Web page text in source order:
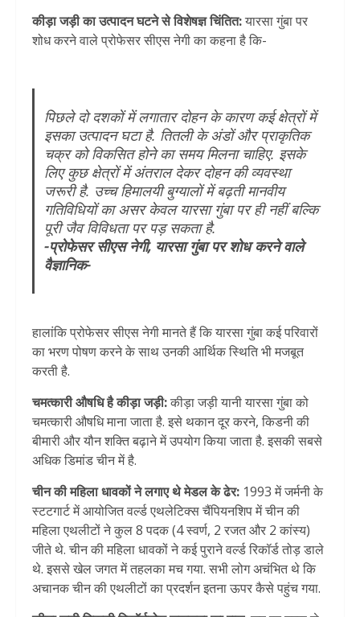
कीड़ा जड़ी का उत्पादन घटने से विशेषज्ञ चिंतित:यारसा गुंबा पर
शोध करने वाले प्रोफेसर सीएस नेगी का कहना है कि-
पिछले दो दशकों में लगातार दोहन के कारण कई क्षेत्रों में
इसका उत्पादन घटा है. तितली के अंडों और प्राकृतिक
चक्र को विकसित होने का समय मिलना चाहिए. इसके
लिए कुछ क्षेत्रों में अंतराल देकर दोहन की व्यवस्था
जरूरी है. उच्च हिमालयी बुग्यालों में बढ़ती मानवीय
गतिविधियों का असर केवल यारसा गुंबा पर ही नहीं बल्कि
पूरी जैव विविधता पर पड़ सकता है.
-प्रोफेसर सीएस नेगी, यारसा गुंबा पर शोध करने वाले
वैज्ञानिक-
हालांकि प्रोफेसर सीएस नेगी मानते हैं कि यारसा गुंबा कई परिवारों
का भरण पोषण करने के साथ उनकी आर्थिक स्थिति भी मजबूत
करती है.
चमत्कारी औषधि है कीड़ा जड़ी:कीड़ा जड़ी यानी यारसा गुंबा को
चमत्कारी औषधि माना जाता है. इसे थकान दूर करने, किडनी की
बीमारी और यौन शक्ति बढ़ाने में उपयोग किया जाता है. इसकी सबसे
अधिक डिमांड चीन में है.
चीन की महिला धावकों ने लगाए थे मेडल के ढेर: 1993 में जर्मनी के
स्टटगार्ट में आयोजित वर्ल्ड एथलेटिक्स चैंपियनशिप में चीन की
महिला एथलीटों ने कुल 8 पदक (4 स्वर्ण, 2 रजत और 2 कांस्य)
जीते थे. चीन की महिला धावकों ने कई पुराने वर्ल्ड रिकॉर्ड तोड़ डाले
थे. इससे खेल जगत में तहलका मच गया. सभी लोग अचंभित थे कि
अचानक चीन की एथलीटों का प्रदर्शन इतना ऊपर कैसे पहुंच गया.